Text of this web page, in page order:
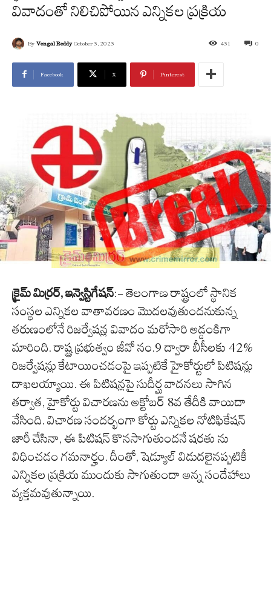
వివాదంతో నిలిచిపోయిన ఎన్నికల ప్రక్రియ
By Vengal Reddy October 5, 2025 0
451
Facebook X Pinterest
క్రైమ్ మిర్రర్, ఇన్వెస్టిగేషన్:- తెలంగాణ రాష్ట్రంలో స్థానిక
సంస్థల ఎన్నికల వాతావరణం మొదలవుతుందనుకున్న
తరుణంలోనే రిజర్వేషన్ల వివాదం మరోసారి అడ్డంకిగా
మారింది. రాష్ట్ర ప్రభుత్వం జీవో నం.9 ద్వారా బీసీలకు 42%
రిజర్వేషన్లు కేటాయించడంపై ఇప్పటికే హైకోర్టులో పిటిషన్లు
దాఖలయ్యాయి. ఈ పిటిషన్లపై సుదీర్ఘ వాదనలు సాగిన
తర్వాత, హైకోర్టు విచారణను అక్టోబర్ 8వ తేదీకి వాయిదా
వేసింది. విచారణ సందర్భంగా కోర్టు ఎన్నికల నోటిఫికేషన్
జారీ చేసినా, ఈ పిటిషన్ కొనసాగుతుందనే షరతు ను
విధించడం గమనార్హం. దీంతో, షెడ్యూల్ విడుదలైనప్పటికీ
ఎన్నికల ప్రక్రియ ముందుకు సాగుతుందా అన్న సందేహాలు
వ్యక్తమవుతున్నాయి.